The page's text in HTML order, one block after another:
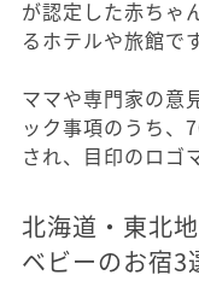
が認定した赤ちゃ
るホテルや旅館です
ママや専門家の意
ック事項のうち、
され、目印のロゴ
北海道・東北
ベビーのお宿3